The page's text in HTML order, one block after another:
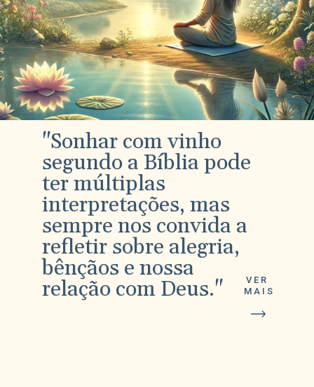
VER
MAIS
"Sonhar com vinho
segundo a Bíblia pode
ter múltiplas
interpretações, mas
sempre nos convida a
refletir sobre alegria,
bênçãos e nossa
relação com Deus."